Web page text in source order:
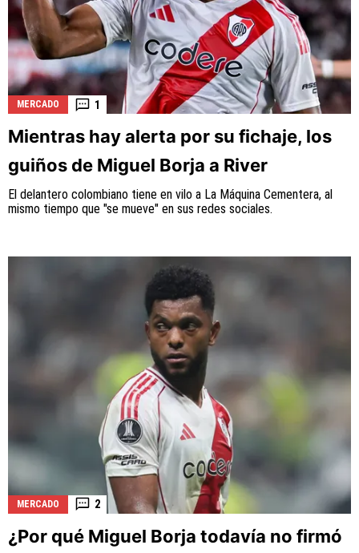
Vamos Azul, al igual que Futbol Sites, es una
compañía perteneciente a Better Collective.
Todos los derechos reservados.
La aceptación de una de las ofertas presentadas en esta
puede influir en cómo y dónde aparecen los operadores de
juego en la página y en el orden en que aparecen, pero no
MERCADO 1
Mientras hay alerta por su fichaje, los
guiños de Miguel Borja a River
El delantero colombiano tiene en vilo a La Máquina Cementera, al
mismo tiempo que "se mueve" en sus redes sociales.
MERCADO 2
¿Por qué Miguel Borja todavía no firmó